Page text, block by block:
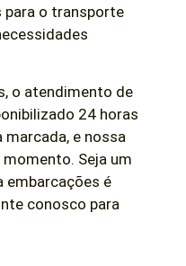
o transporte
o atendimento de
24 horas
marcada, e nossa
Seja um
embarcações é
conosco para